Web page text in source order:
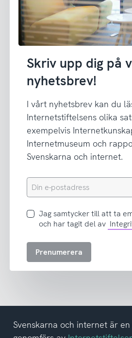
Skriv upp dig på
nyhetsbrev!
I vårt nyhetsbrev kan du
Internetstiftelsens olika
exempelvis
Internetmuseum och
Svenskarna och internet.
Din
e-
Jag
samtycker
att
del
av
Jag samtycker till att ta
och har tagit del av
Prenumerera
Svenskarna och internet är